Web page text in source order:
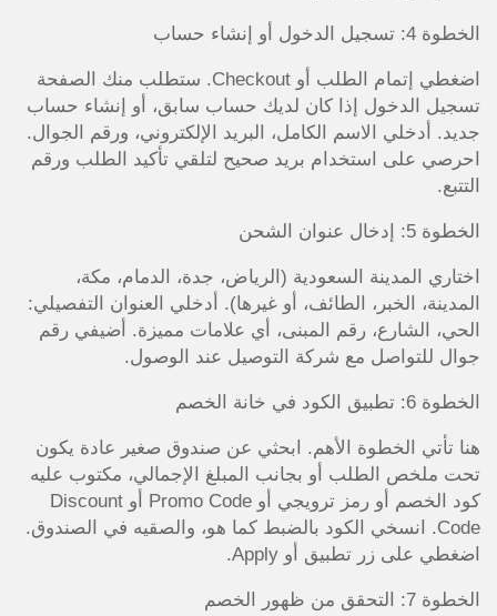
الخطوة 4: تسجيل الدخول أو إنشاء حساب
اضغطي إتمام الطلب أو Checkout. ستطلب منك الصفحة
تسجيل الدخول إذا كان لديك حساب سابق، أو إنشاء حساب
جديد. أدخلي الاسم الكامل، البريد الإلكتروني، ورقم الجوال.
احرصي على استخدام بريد صحيح لتلقي تأكيد الطلب ورقم
التتبع.
الخطوة 5: إدخال عنوان الشحن
اختاري المدينة السعودية (الرياض، جدة، الدمام، مكة،
المدينة، الخبر، الطائف، أو غيرها). أدخلي العنوان التفصيلي:
الحي، الشارع، رقم المبنى، أي علامات مميزة. أضيفي رقم
جوال للتواصل مع شركة التوصيل عند الوصول.
الخطوة 6: تطبيق الكود في خانة الخصم
هنا تأتي الخطوة الأهم. ابحثي عن صندوق صغير عادة يكون
تحت ملخص الطلب أو بجانب المبلغ الإجمالي، مكتوب عليه
كود الخصم أو رمز ترويجي أو Promo Code أو Discount
Code. انسخي الكود بالضبط كما هو، والصقيه في الصندوق.
اضغطي على زر تطبيق أو Apply.
الخطوة 7: التحقق من ظهور الخصم